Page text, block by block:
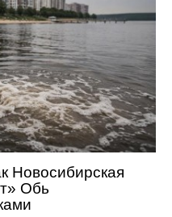
Новосибирская
Обь